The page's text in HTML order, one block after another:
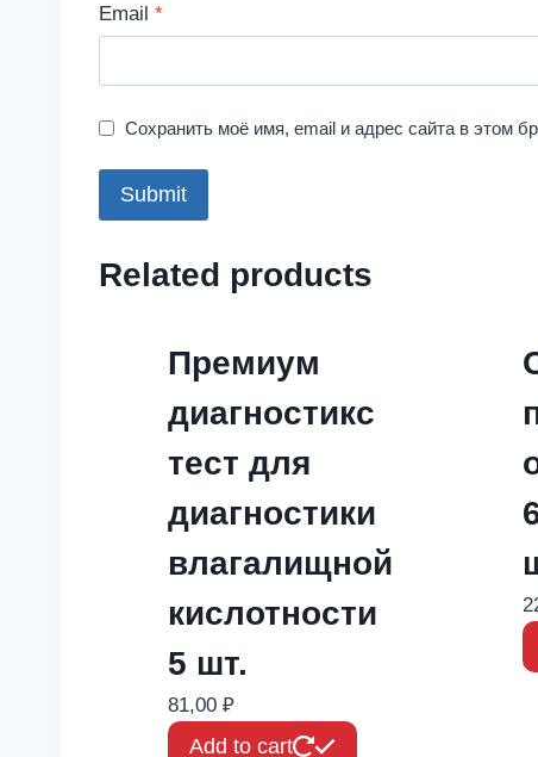
Email *
Сохранить моё имя, email и адрес сайта в этом
Related products
Премиум
диагностикс
тест для
диагностики
влагалищной
кислотности
5 шт.
81,00 ₽
Add to cart